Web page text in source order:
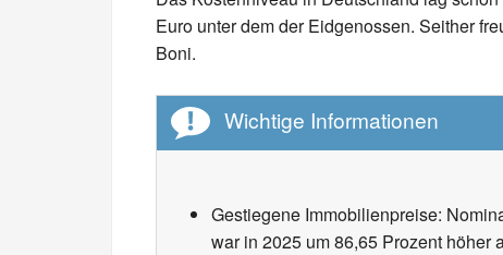
Euro unter dem der Eidgenossen. Seither
Boni.
Wichtige Informationen
Gestiegene Immobilienpreise:
war in 2025 um 86,65 Prozent höher